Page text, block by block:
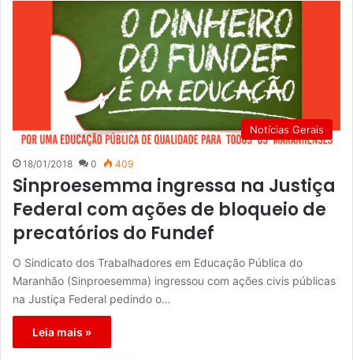
Notícias Gerais
18/01/2018 0 409
Sinproesemma ingressa na Justiça
Federal com ações de bloqueio de
precatórios do Fundef
O Sindicato dos Trabalhadores em Educação Pública do
Maranhão (Sinproesemma) ingressou com ações civis públicas
na Justiça Federal pedindo o…
Leia mais »